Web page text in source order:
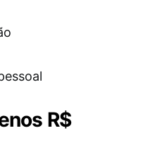
R$